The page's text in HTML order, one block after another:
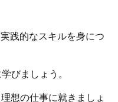
践的なスキルを身につ
びましょう。
想の仕事に就きましょ